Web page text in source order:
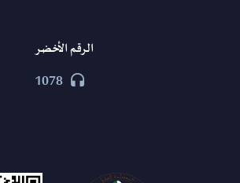
الرقم الأخضر


1078